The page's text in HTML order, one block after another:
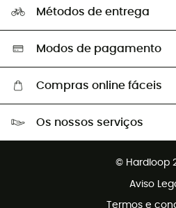
Trocas & Devoluções
Os nossos embaixadores
Seleção eco-responsável
Métodos de entrega
Modos de pagamento
Compras online fáceis
Os nossos serviços
© Hardloop
Aviso
Termos e